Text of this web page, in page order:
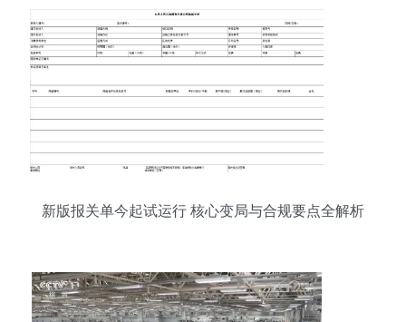
新版报关单今起试运行 核心变局与合规要点全解析